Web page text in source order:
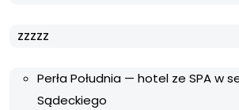
zzzzz
Perła Południa — hotel ze SPA w
Sądeckiego